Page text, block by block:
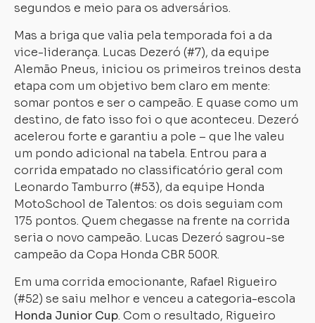
segundos e meio para os adversários.
Mas a briga que valia pela temporada foi a da
vice-liderança. Lucas Dezeró (#7), da equipe
Alemão Pneus, iniciou os primeiros treinos desta
etapa com um objetivo bem claro em mente:
somar pontos e ser o campeão. E quase como um
destino, de fato isso foi o que aconteceu. Dezeró
acelerou forte e garantiu a pole – que lhe valeu
um pondo adicional na tabela. Entrou para a
corrida empatado no classificatório geral com
Leonardo Tamburro (#53), da equipe Honda
MotoSchool de Talentos: os dois seguiam com
175 pontos. Quem chegasse na frente na corrida
seria o novo campeão. Lucas Dezeró sagrou-se
campeão da Copa Honda CBR 500R.
Em uma corrida emocionante, Rafael Rigueiro
(#52) se saiu melhor e venceu a categoria-escola
Honda Junior Cup. Com o resultado, Rigueiro